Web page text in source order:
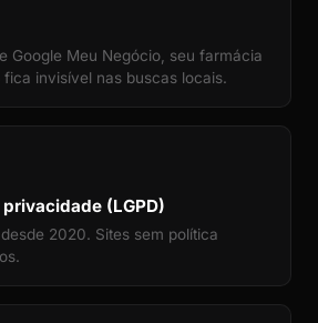
Google Meu Negócio, seu farmácia
fica invisível nas buscas locais.
(LGPD)
2020. Sites sem política